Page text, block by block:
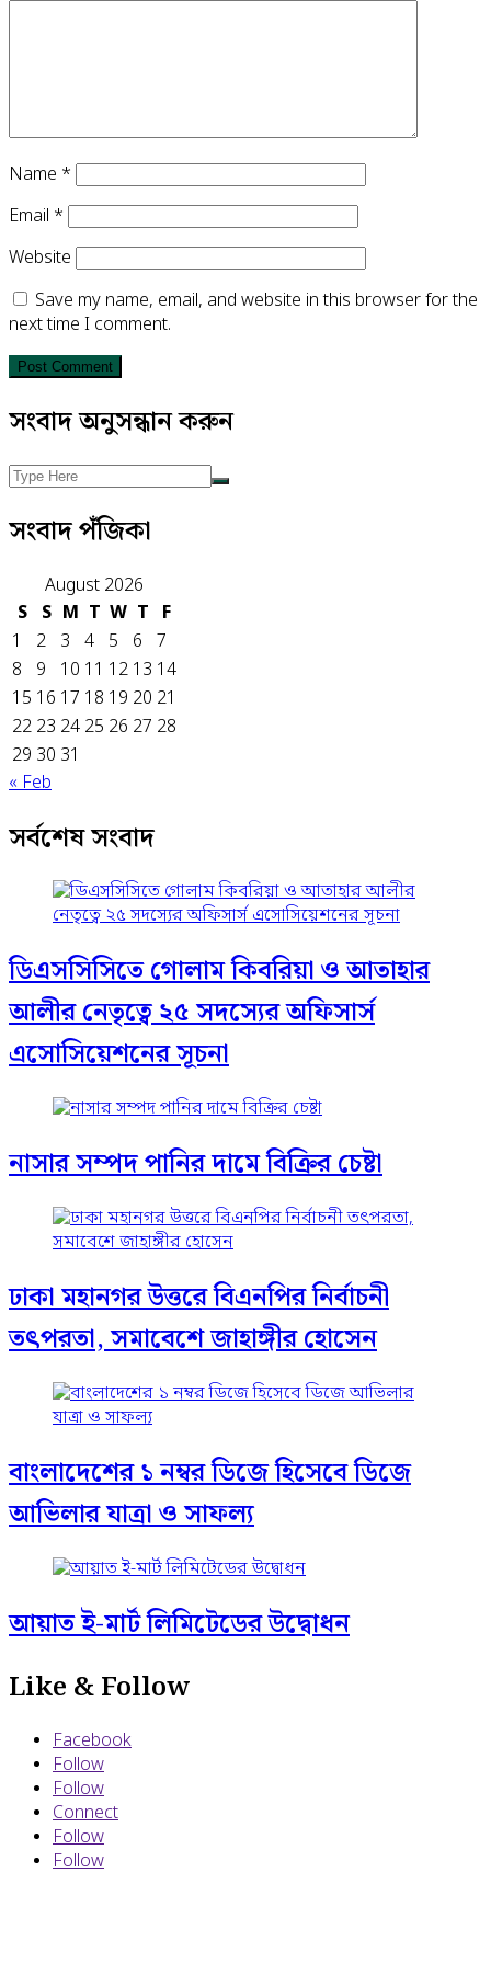
Name *
Email *
Website
Save my name, email, and website in this browser for the
next time I comment.
সংবাদ অনুসন্ধান করুন
সংবাদ পঁজিকা
August 2026
S
S M T W T
F
1
2 3 4 5 6
7
8
9 10 11 12 13 14
15 16 17 18 19 20 21
22 23 24 25 26 27 28
29 30 31
« Feb
সর্বশেষ সংবাদ
ডিএসসিসিতে গোলাম কিবরিয়া ও আতাহার
আলীর নেতৃত্বে ২৫ সদস্যের অফিসার্স
এসোসিয়েশনের সূচনা
নাসার সম্পদ পানির দামে বিক্রির চেষ্টা
ঢাকা মহানগর উত্তরে বিএনপির নির্বাচনী
তৎপরতা, সমাবেশে জাহাঙ্গীর হোসেন
বাংলাদেশের ১ নম্বর ডিজে হিসেবে ডিজে
আভিলার যাত্রা ও সাফল্য
আয়াত ই-মার্ট লিমিটেডের উদ্বোধন
Like & Follow
Facebook
Follow
Follow
Connect
Follow
Follow